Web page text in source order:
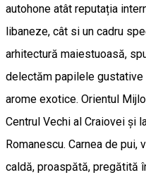
autohone atât reputația
libaneze, cât si un cadru
arhitectură maiestuoasă,
delectăm papilele
arome exotice. Orientul
Centrul Vechi al Craiovei și
Romanescu. Carnea de
caldă, proaspătă, pregătită